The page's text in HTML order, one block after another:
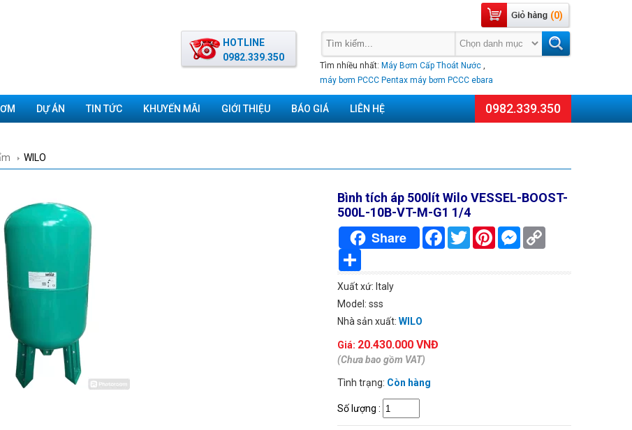
(0)
Tìm nhiều nhất: Máy Bơm Cấp Thoát Nước ,
máy bơm PCCC Pentax máy bơm PCCC ebara
HOTLINE
0982.339.350
DỰ ÁN TIN TỨC KHUYẾN MÃI GIỚI THIỆU BÁO GIÁ LIÊN HỆ 0982.339.350
WILO
Bình tích áp 500lít Wilo VESSEL-BOOST-
500L-10B-VT-M-G1 1/4
Share FacebookTwitterPinterestMessenger
Xuất xứ: Italy
Model: sss
Nhà sản xuất: WILO
Giá: 20.430.000 VNĐ
(Chưa bao gồm VAT)
Tình trạng: Còn hàng
Số lượng :